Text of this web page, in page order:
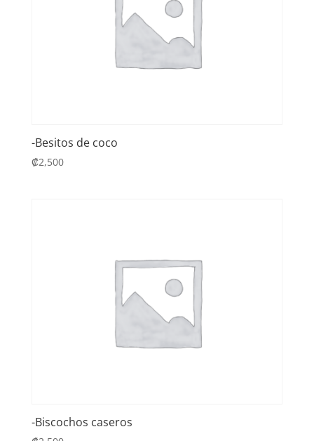
-Besitos de coco
₡2,500
-Biscochos caseros